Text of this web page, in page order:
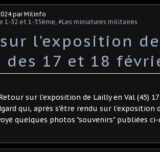
par Milinfo
1-32 et 1-35ème, #Les miniatures militaires
l'exposition
des 17 et 18
sur l'exposition de Lailly en Val (45)
qui, après s'être rendu sur l'exposition
quelques photos "souvenirs" publiées ci-